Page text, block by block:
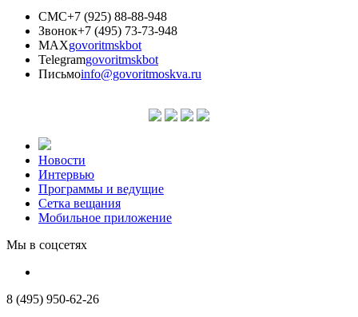
СМС+7 (925) 88-88-948
Звонок+7 (495) 73-73-948
MAXgovoritmskbot
Telegramgovoritmskbot
Письмоinfo@govoritmoskva.ru
Новости
Интервью
Программы и ведущие
Сетка вещания
Мобильное приложение
Мы в соцсетях
8 (495) 950-62-26